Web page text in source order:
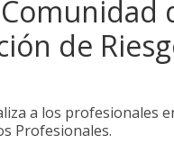
de
a los profesionales
Profesionales.